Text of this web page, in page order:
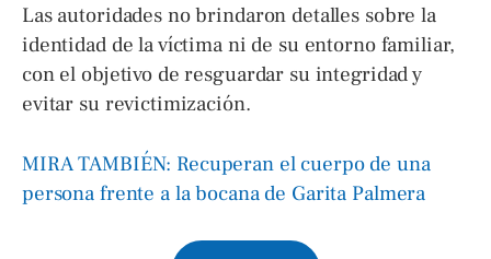
Las autoridades no brindaron detalles sobre la
identidad de la víctima ni de su entorno familiar,
con el objetivo de resguardar su integridad y
evitar su revictimización.
MIRA TAMBIÉN: Recuperan el cuerpo de una
persona frente a la bocana de Garita Palmera